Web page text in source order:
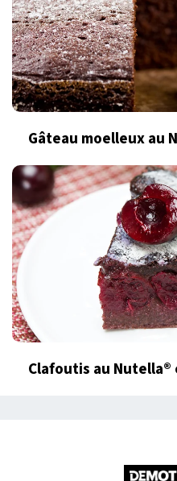
Gâteau moelleux au
Clafoutis au Nutella®